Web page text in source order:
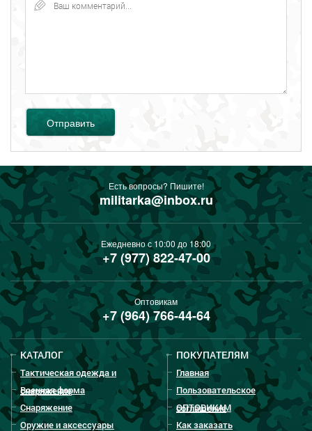
Отправить
Есть вопросы? Пишите!
militarka@inbox.ru
Ежедневно с 10:00 до 18:00
+7 (977) 822-47-00
Оптовикам
+7 (964) 766-44-64
КАТАЛОГ
Тактическая одежда и
снаряжение
Военная форма
Снаряжение
Оружие и аксессуары
ПОКУПАТЕЛЯМ
Главная
Пользовательское
соглашение
ОПТОВИКАМ
Как заказать